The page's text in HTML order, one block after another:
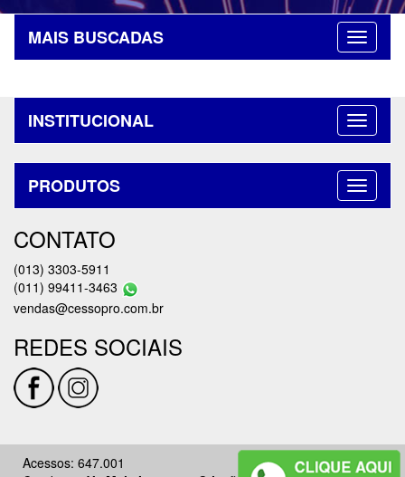
MAIS BUSCADAS
INSTITUCIONAL
PRODUTOS
CONTATO
(013) 3303-5911
(011) 99411-3463
vendas@cessopro.com.br
REDES SOCIAIS
Acessos: 647.001